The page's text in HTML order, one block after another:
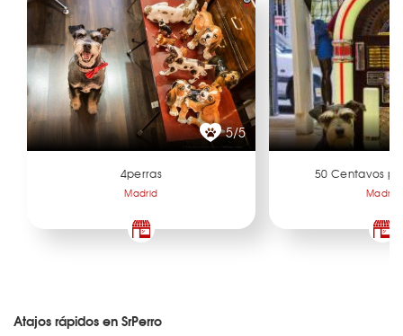
5/5
4perras
Madrid
50 Centavos
Madrid
Atajos rápidos en SrPerro